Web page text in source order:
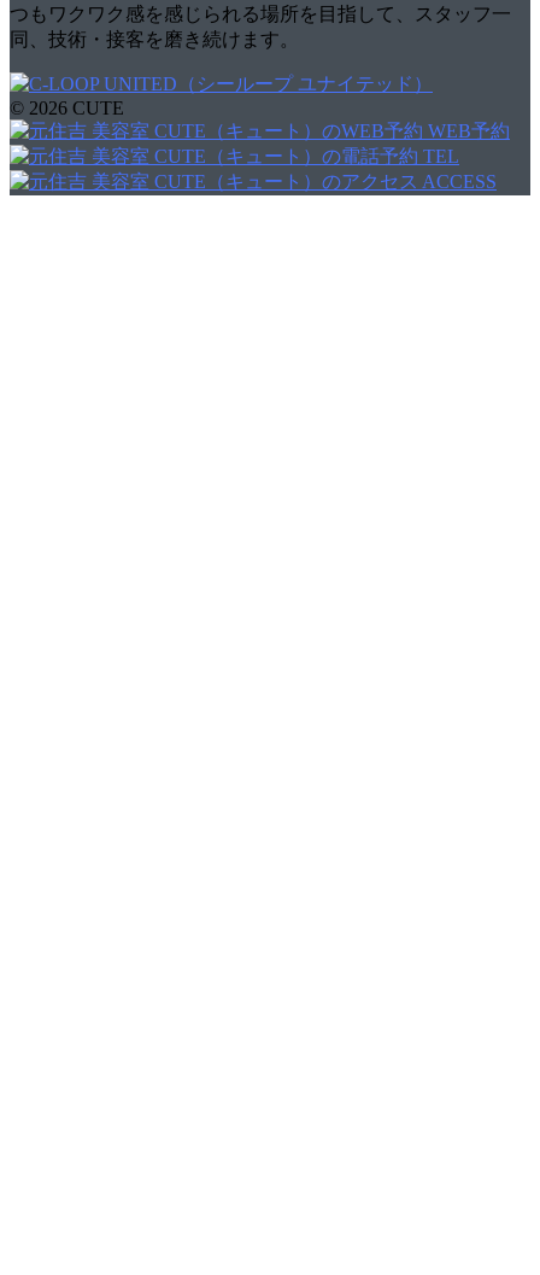
つもワクワク感を感じられる場所を目指して、スタッフ一
同、技術・接客を磨き続けます。
© 2026 CUTE
WEB予約
TEL
ACCESS